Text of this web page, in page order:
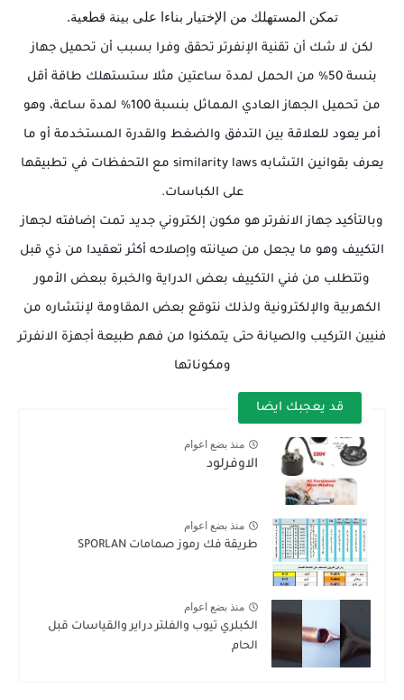
تمكن المستهلك من الإختيار بناءا على بينة قطعية.
لكن لا شك أن تقنية الإنفرتر تحقق وفرا بسبب أن تحميل جهاز
بنسة 50% من الحمل لمدة ساعتين مثلا ستستهلك طاقة أقل
من تحميل الجهاز العادي المماثل بنسبة 100% لمدة ساعة، وهو
أمر يعود للعلاقة بين التدفق والضغط والقدرة المستخدمة أو ما
يعرف بقوانين التشابه similarity laws مع التحفظات في تطبيقها
على الكباسات.
وبالتأكيد جهاز الانفرتر هو مكون إلكتروني جديد تمت إضافته لجهاز
التكييف وهو ما يجعل من صيانته وإصلاحه أكثر تعقيدا من ذي قبل
وتتطلب من فني التكييف بعض الدراية والخبرة ببعض الأمور
الكهربية والإلكترونية ولذلك نتوقع بعض المقاومة لإنتشاره من
فنيين التركيب والصيانة حتى يتمكنوا من فهم طبيعة أجهزة الانفرتر
ومكوناتها
قد يعجبك ايضا
منذ بضع اعوام
الاوفرلود
منذ بضع اعوام
طريقة فك رموز صمامات SPORLAN
منذ بضع اعوام
الكبلري تيوب والفلتر دراير والقياسات قبل
الحام